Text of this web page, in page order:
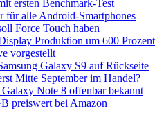
ersten Benchmark-Test
für alle Android-Smartphones
Force Touch haben
Produktion um 600 Prozent
vorgestellt
Galaxy S9 auf Rückseite
Mitte September im Handel?
Note 8 offenbar bekannt
preiswert bei Amazon